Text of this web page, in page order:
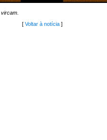
vircam
[ Voltar à notícia]